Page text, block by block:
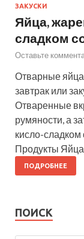
ЗАКУСКИ
Яйца,
сладком
Оставьте
Отварные
завтрак или
Отваренные
румяности, а
кисло-сладком
Продукты Яйца
ПОДРОБНЕЕ
ПОИСК